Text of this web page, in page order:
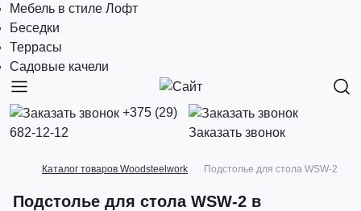
Мебель в стиле Лофт
Беседки
Террасы
Садовые качели
+375 (29)
682-12-12
Заказать звонок
Каталог товаров Woodsteelwork Подстолье для стола WSW-2
Подстолье для стола WSW-2 в